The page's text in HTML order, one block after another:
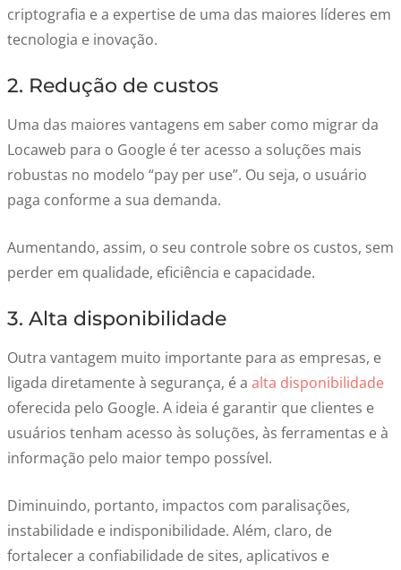
criptografia e a expertise de uma das maiores líderes em
tecnologia e inovação.
2. Redução de custos
Uma das maiores vantagens em saber como migrar da
Locaweb para o Google é ter acesso a soluções mais
robustas no modelo “pay per use”. Ou seja, o usuário
paga conforme a sua demanda.
Aumentando, assim, o seu controle sobre os custos, sem
perder em qualidade, eficiência e capacidade.
3. Alta disponibilidade
Outra vantagem muito importante para as empresas, e
ligada diretamente à segurança, é a alta disponibilidade
oferecida pelo Google. A ideia é garantir que clientes e
usuários tenham acesso às soluções, às ferramentas e à
informação pelo maior tempo possível.
Diminuindo, portanto, impactos com paralisações,
instabilidade e indisponibilidade. Além, claro, de
fortalecer a confiabilidade de sites, aplicativos e